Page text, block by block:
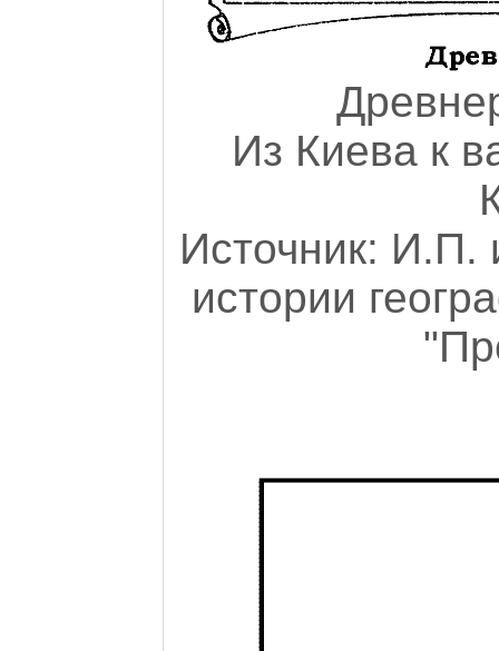
Из Киева к
Источник: И.П.
истории